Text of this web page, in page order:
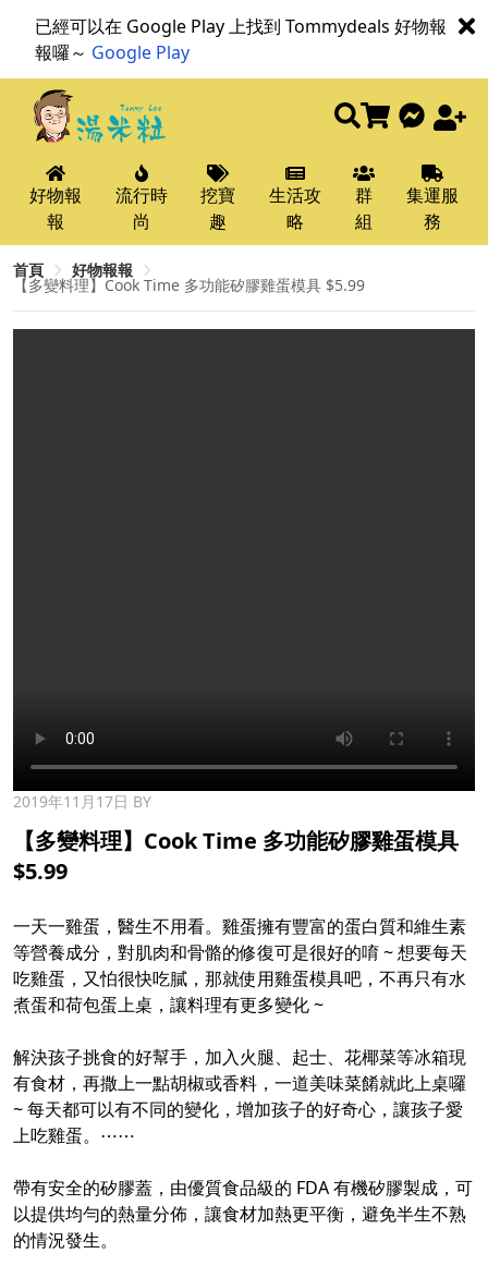
已經可以在 Google Play 上找到 Tommydeals 好物報
報囉～ Google Play
好物報
報
流行時
尚
挖寶
趣
生活攻
略
群
組
集運服
務
首頁 好物報報
【多變料理】Cook Time 多功能矽膠雞蛋模具 $5.99
2019年11月17日 BY
【多變料理】Cook Time 多功能矽膠雞蛋模具
$5.99
一天一雞蛋，醫生不用看。雞蛋擁有豐富的蛋白質和維生素
等營養成分，對肌肉和骨骼的修復可是很好的唷 ~ 想要每天
吃雞蛋，又怕很快吃膩，那就使用雞蛋模具吧，不再只有水
煮蛋和荷包蛋上桌，讓料理有更多變化 ~
解決孩子挑食的好幫手，加入火腿、起士、花椰菜等冰箱現
有食材，再撒上一點胡椒或香料，一道美味菜餚就此上桌囉
~ 每天都可以有不同的變化，增加孩子的好奇心，讓孩子愛
上吃雞蛋。⋯⋯
帶有安全的矽膠蓋，由優質食品級的 FDA 有機矽膠製成，可
以提供均勻的熱量分佈，讓食材加熱更平衡，避免半生不熟
的情況發生。